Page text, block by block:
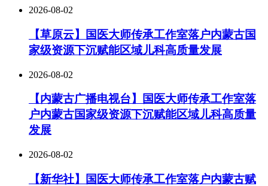
2026-08-02
【草原云】国医大师传承工作室落户内蒙古国
家级资源下沉赋能区域儿科高质量发展
2026-08-02
【内蒙古广播电视台】国医大师传承工作室落
户内蒙古国家级资源下沉赋能区域儿科高质量
发展
2026-08-02
【新华社】国医大师传承工作室落户内蒙古赋